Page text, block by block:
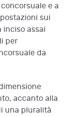
e a
sui
inciso assai
per
da
accanto alla
una pluralità